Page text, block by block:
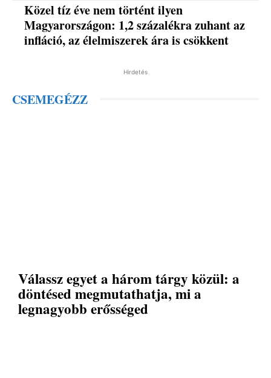
Közel tíz éve nem történt ilyen
Magyarországon: 1,2 százalékra zuhant az
infláció, az élelmiszerek ára is csökkent
Hirdetés
CSEMEGÉZZ
Válassz egyet a három tárgy közül: a
döntésed megmutathatja, mi a
legnagyobb erősséged